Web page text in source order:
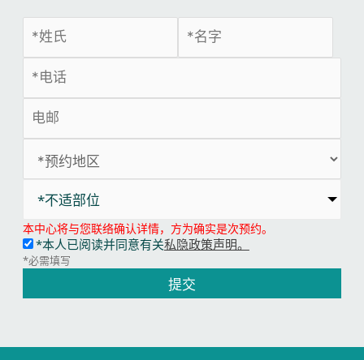
*不适部位
本中心将与您联络确认详情，方为确实是次预约。
*本人已阅读并同意有关私隐政策声明。
*必需填写
提交